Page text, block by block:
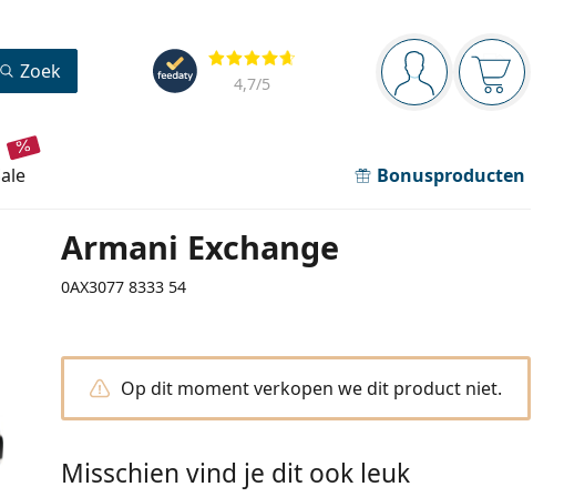
Navigatie
Je bent ingelogd
Jouw
Beoordelingen
4,7/5
Zoek
sale Bonusproducten
Armani Exchange
0AX3077 8333 54
Op dit moment verkopen we dit product niet.
Misschien vind je dit ook leuk